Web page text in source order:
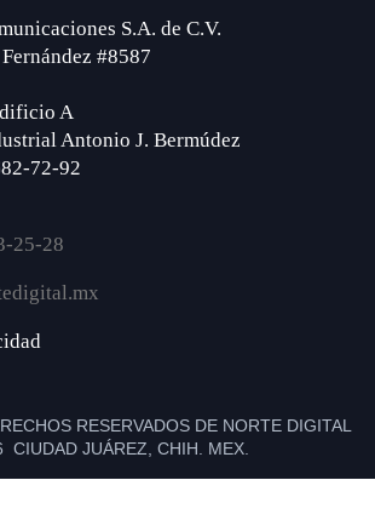
S.A. de C.V.
#8587
A
Antonio J. Bermúdez
72-92
25-28
RESERVADOS DE NORTE DIGITAL
CIUDAD JUÁREZ, CHIH. MEX.